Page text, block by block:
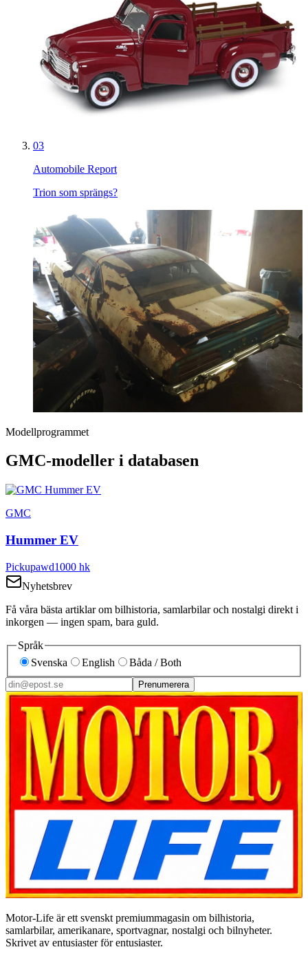
03
Automobile Report
Trion som sprängs?
Modellprogrammet
GMC-modeller i databasen
GMC
Hummer EV
Pickupawd1000 hk
Nyhetsbrev
Få våra bästa artiklar om bilhistoria, samlarbilar och nostalgi direkt i
inkorgen — ingen spam, bara guld.
Språk
Svenska
English Båda / Both
Prenumerera
Motor-Life är ett svenskt premiummagasin om bilhistoria,
samlarbilar, amerikanare, sportvagnar, nostalgi och bilnyheter.
Skrivet av entusiaster för entusiaster.